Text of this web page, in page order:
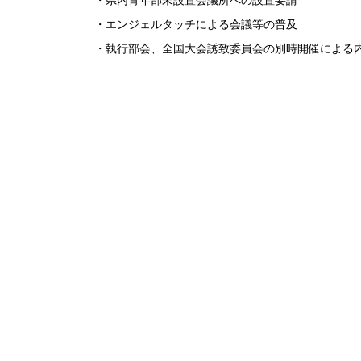
・エンジェルタッチによる会議等の普及
・執行部会、全国大会誘致委員会の別時開催による